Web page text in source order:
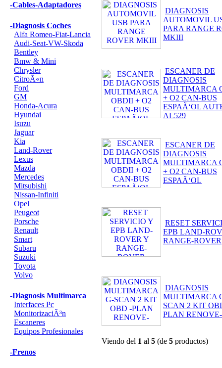
-Cables-Adaptadores
-Diagnosis Coches
Alfa Romeo-Fiat-Lancia
Audi-Seat-VW-Skoda
Bentley
Bmw & Mini
Chrysler
CitroÃ«n
Ford
GM
Honda-Acura
Hyundai
Isuzu
Jaguar
Kia
Land-Rover
Lexus
Mazda
Mercedes
Mitsubishi
Nissan-Infiniti
Opel
Peugeot
Porsche
Renault
Smart
Subaru
Suzuki
Toyota
Volvo
-Diagnosis Multimarca
Interfaces Pc
MonitorizaciÃ³n
Escaneres
Equipos Profesionales
-Frenos
DIAGNOSIS
AUTOMOVIL
PARA RANGE
MKIII
ESCANER DE
DIAGNOSIS
MULTIMARCA
+ O2 CAN-BUS
ESPAÃ‘OL
AL529
ESCANER DE
DIAGNOSIS
MULTIMARCA
+ O2 CAN-BUS
ESPAÃ‘OL
RESET
EPB LAND-
RANGE-ROVER
DIAGNOSIS
MULTIMARCA
SCAN 2 KIT
PLAN RENOVE-
Viendo del 1 al 5 (de 5 productos)